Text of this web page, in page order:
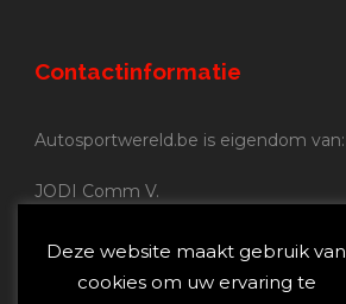
Contactinformatie
Autosportwereld.be is eigendom van:
JODI Comm V.
Nijverheidsstraat 70
2160 Wommelgem
Deze website maakt gebruik van
cookies om uw ervaring te